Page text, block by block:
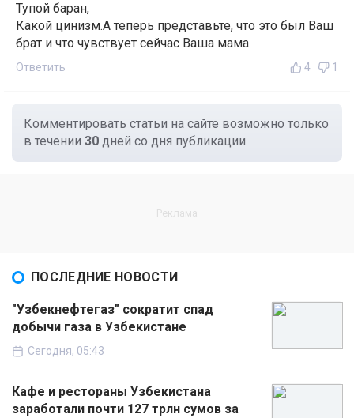
Тупой баран,
Какой цинизм.А теперь представьте, что это был Ваш
брат и что чувствует сейчас Ваша мама
Ответить 4 1
Комментировать статьи на сайте возможно только
в течении 30 дней со дня публикации.
ПОСЛЕДНИЕ НОВОСТИ
"Узбекнефтегаз" сократит спад
добычи газа в Узбекистане
Сегодня, 05:43
Кафе и рестораны Узбекистана
заработали почти 127 трлн сумов за